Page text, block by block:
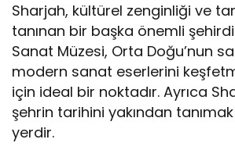
Sharjah, kültürel zenginliği ve
tanınan bir başka önemli
Sanat Müzesi, Orta Doğu’nun
modern sanat eserlerini
için ideal bir noktadır. Ayrıca
şehrin tarihini yakından
yerdir.